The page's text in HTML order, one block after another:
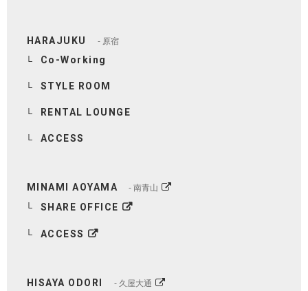
HARAJUKU 原宿
Co-Working
STYLE ROOM
RENTAL LOUNGE
ACCESS
MINAMI AOYAMA 南青山
SHARE OFFICE
ACCESS
HISAYA ODORI 久屋大通